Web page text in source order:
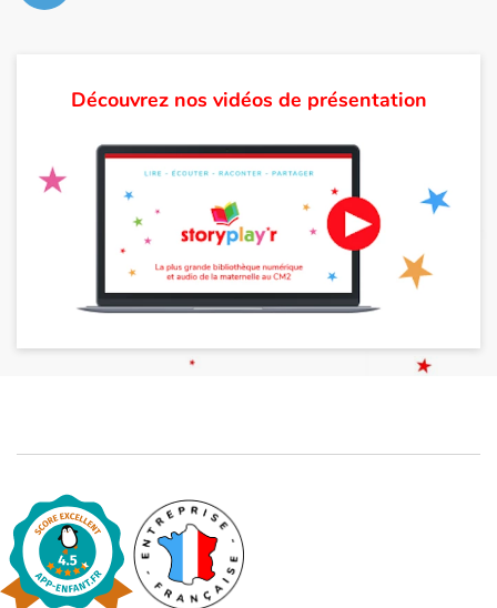
Découvrez nos vidéos de présentation